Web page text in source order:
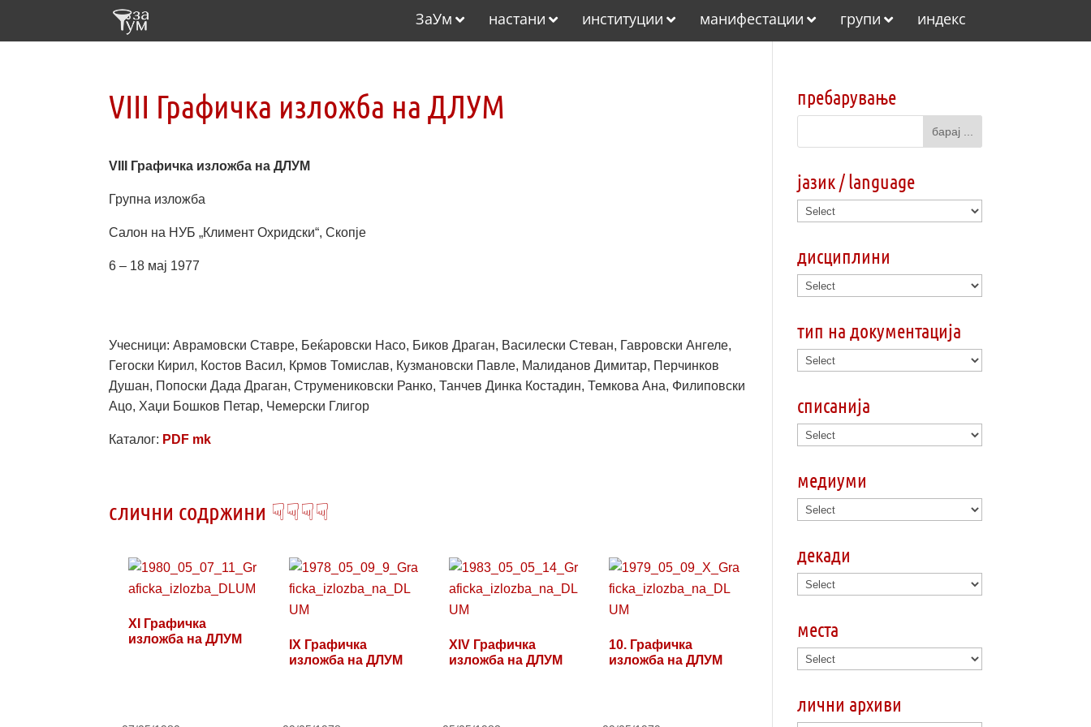
ЗаУм настани институции манифестации групи индекс
VIII Графичка изложба на ДЛУМ
VIII Графичка изложба на ДЛУМ
Групна изложба
Салон на НУБ „Климент Охридски“, Скопје
6 – 18 мај 1977
Учесници: Аврамовски Ставре, Беќаровски Насо, Биков Драган, Василески Стеван, Гавровски Ангеле,
Гегоски Кирил, Костов Васил, Крмов Томислав, Кузмановски Павле, Малиданов Димитар, Перчинков
Душан, Попоски Дада Драган, Струмениковски Ранко, Танчев Динка Костадин, Темкова Ана, Филиповски
Ацо, Хаџи Бошков Петар, Чемерски Глигор
Каталог: PDF mk
слични содржини ☟☟☟☟
XI Графичка
изложба на ДЛУМ
IX Графичка
изложба на ДЛУМ
XIV Графичка
изложба на ДЛУМ
10. Графичка
изложба на ДЛУМ
пребарување
јазик / language
дисциплини
тип на документација
списанија
медиуми
декади
места
лични архиви